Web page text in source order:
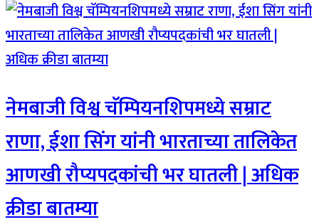
नेमबाजी विश्व चॅम्पियनशिपमध्ये सम्राट
राणा, ईशा सिंग यांनी भारताच्या तालिकेत
आणखी रौप्यपदकांची भर घातली | अधिक
क्रीडा बातम्या